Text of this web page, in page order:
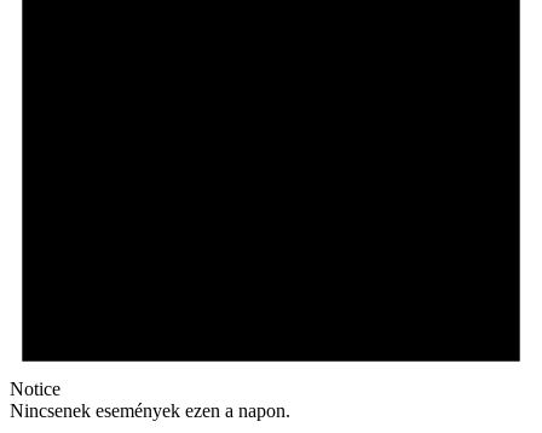
Notice
Nincsenek események ezen a napon.